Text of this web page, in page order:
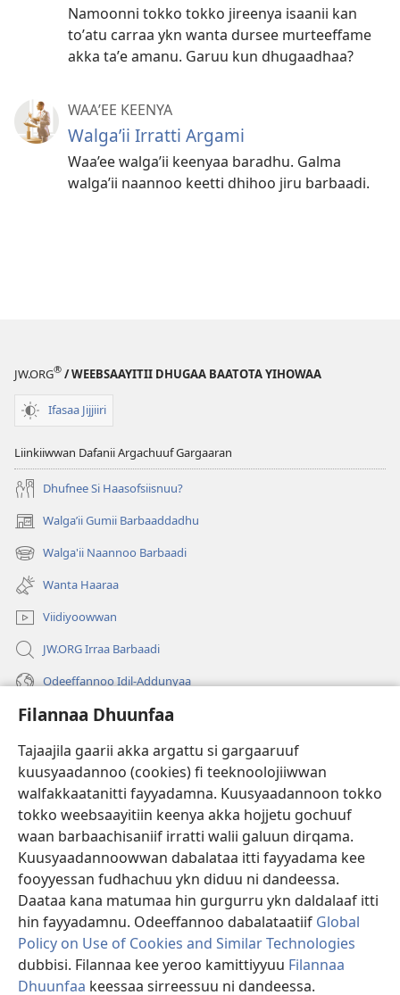
Filannaa Dhuunfaa
Tajaajila gaarii akka argattu si gargaaruuf
kuusyaadannoo (cookies) fi teeknoolojiiwwan
walfakkaatanitti fayyadamna. Kuusyaadannoon tokko
tokko weebsaayitiin keenya akka hojjetu gochuuf
waan barbaachisaniif irratti walii galuun dirqama.
Kuusyaadannoowwan dabalataa itti fayyadama kee
fooyyessan fudhachuu ykn diduu ni dandeessa.
Daataa kana matumaa hin gurgurru ykn daldalaaf itti
hin fayyadamnu. Odeeffannoo dabalataatiif Global
Policy on Use of Cookies and Similar Technologies
dubbisi. Filannaa kee yeroo kamittiyyuu Filannaa
Dhuunfaa keessaa sirreessuu ni dandeessa.
Namoonni tokko tokko jireenya isaanii kan
toʼatu carraa ykn wanta dursee murteeffame
akka taʼe amanu. Garuu kun dhugaadhaa?
WAAʼEE KEENYA
Walga’ii Irratti Argami
Waa’ee walga’ii keenyaa baradhu. Galma
walga’ii naannoo keetti dhihoo jiru barbaadi.
JW.ORG® / WEEBSAAYITII DHUGAA BAATOTA YIHOWAA
Ifasaa Jijjiiri
Liinkiiwwan Dafanii Argachuuf Gargaaran
Dhufnee Si Haasofsiisnuu?
Walgaʼii Gumii Barbaaddadhu
(opens
new
window)
Walga'ii Naannoo Barbaadi
(opens
new
window)
Wanta Haaraa
Viidiyoowwan
JW.ORG Irraa Barbaadi
Odeeffannoo Idil-Addunyaa
Gargaarsa
Buusii
(opens
window)"LAAYIBRARII INTARNEETIIRRAA"
(opens
new
window)
®
(opens
new
window)Appilikeeshinii JW Library
Copyright© 2026 Watch Tower Bible and Tract Society of Pennsylvania.